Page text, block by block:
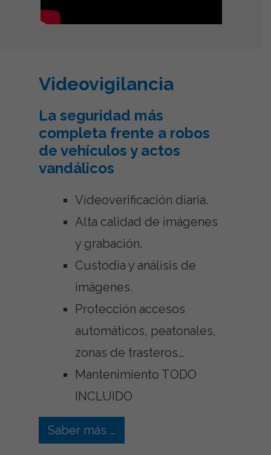
Videovigilancia
La seguridad más
completa frente a robos
de vehículos y actos
vandálicos
Videoverificación diaria.
Alta calidad de imágenes
y grabación.
Custodia y análisis de
imágenes.
Protección accesos
automáticos, peatonales,
zonas de trasteros…
Mantenimiento TODO
INCLUIDO
Saber más …